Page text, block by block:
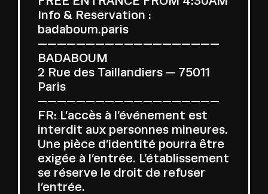
Info & Reservation :
badaboum.paris
———————————————————
BADABOUM
2 Rue des Taillandiers — 75011
Paris
———————————————————
FR: L’accès à l’événement est
interdit aux personnes mineures.
Une pièce d’identité pourra être
exigée à l’entrée. L’établissement
se réserve le droit de refuser
l’entrée.